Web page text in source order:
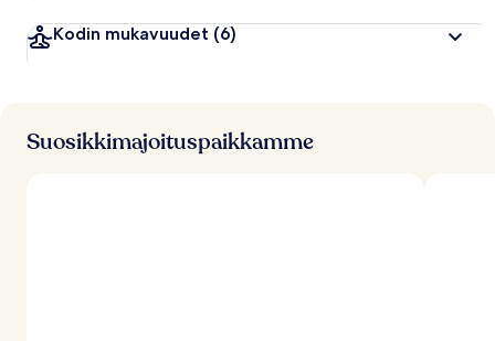
Kodin mukavuudet (6)
Suosikkimajoituspaikkamme